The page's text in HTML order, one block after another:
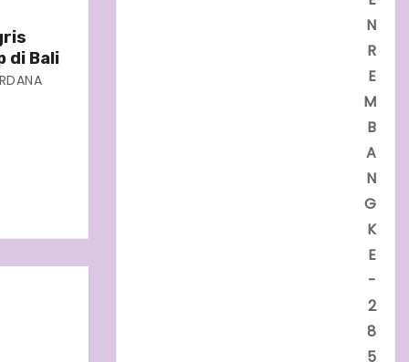
di Bali
N
R
E
M
B
A
N
G
K
E
-
2
8
5